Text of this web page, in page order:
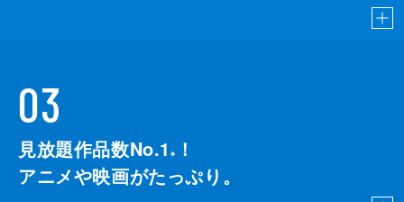
03
見放題作品数No.1 ※
！
アニメや映画がたっぷり。